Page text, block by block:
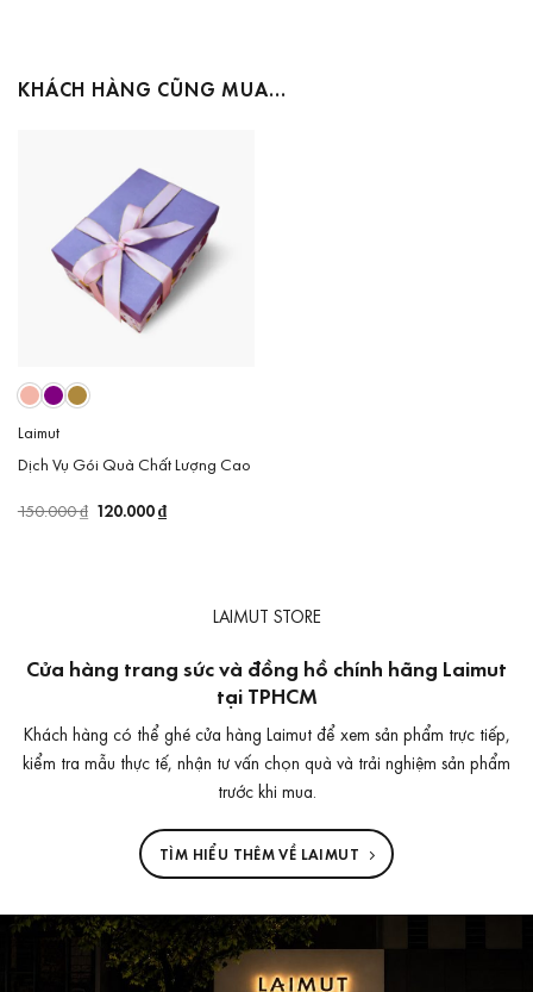
KHÁCH HÀNG CŨNG MUA…
Laimut
Dịch Vụ Gói Quà Chất Lượng Cao
150.000₫ Giá
120.000₫
LAIMUT STORE
Cửa hàng trang sức và đồng hồ chính hãng Laimut
tại TPHCM
Khách hàng có thể ghé cửa hàng Laimut để xem sản phẩm trực tiếp,
kiểm tra mẫu thực tế, nhận tư vấn chọn quà và trải nghiệm sản phẩm
trước khi mua.
TÌM HIỂU THÊM VỀ LAIMUT